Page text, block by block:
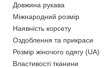
Довжина рукава
Міжнародний розмір
Наявність корсету
Оздоблення та прикраси
Розмір жіночого одягу (UA)
Властивості тканини